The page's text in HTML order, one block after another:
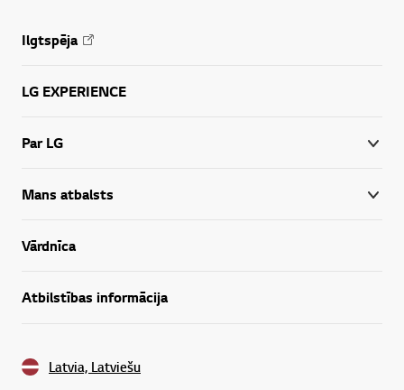
Ilgtspēja
LG EXPERIENCE
Par LG
Mans atbalsts
Vārdnīca
Atbilstības informācija
Latvia, Latviešu